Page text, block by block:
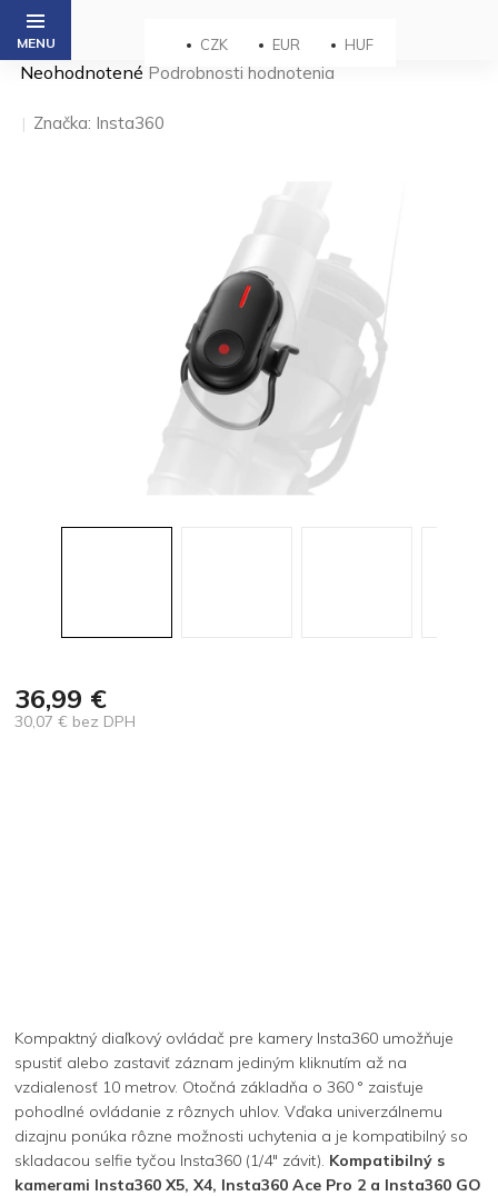
Prejsť
obsah
CZK EUR HUF
Priemerné
produktu
je
Neohodnotené Podrobnosti hodnotenia
Značka: Insta360
36,99 €
30,07 € bez DPH
Kompaktný diaľkový ovládač pre kamery Insta360 umožňuje
spustiť alebo zastaviť záznam jediným kliknutím až na
vzdialenosť 10 metrov. Otočná základňa o 360 ° zaisťuje
pohodlné ovládanie z rôznych uhlov. Vďaka univerzálnemu
dizajnu ponúka rôzne možnosti uchytenia a je kompatibilný so
skladacou selfie tyčou Insta360 (1/4" závit). Kompatibilný s
kamerami Insta360 X5, X4, Insta360 Ace Pro 2 a Insta360 GO